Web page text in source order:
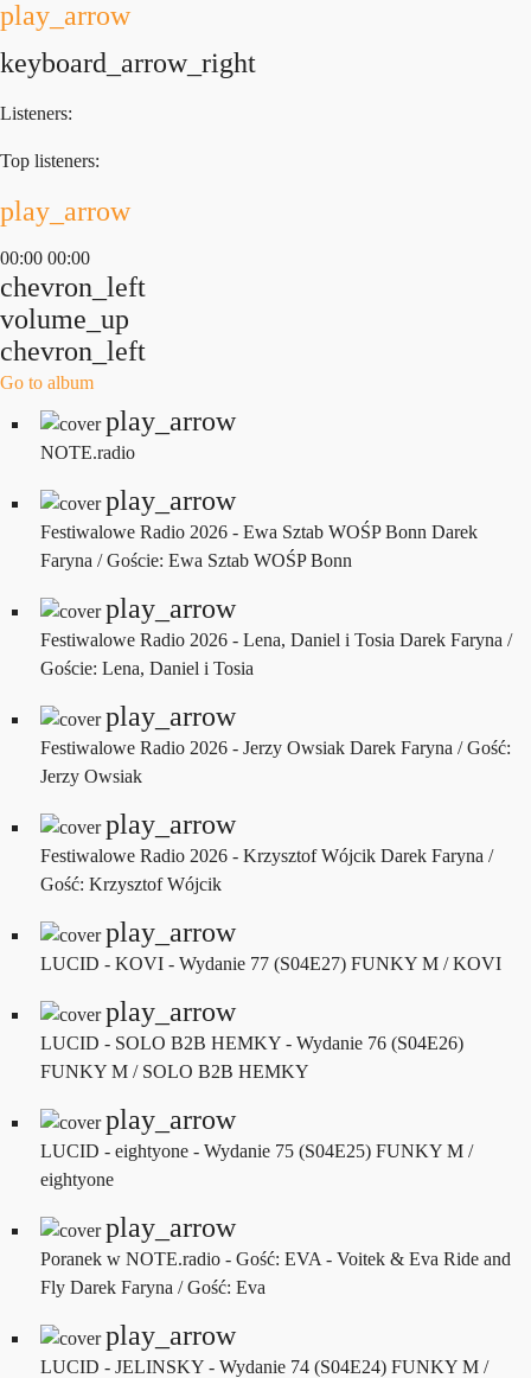
play_arrow
keyboard_arrow_right
Listeners:
Top listeners:
play_arrow
00:00 00:00
chevron_left
volume_up
chevron_left
Go to album
play_arrow
NOTE.radio
play_arrow
Festiwalowe Radio 2026 - Ewa Sztab WOŚP Bonn Darek
Faryna / Goście: Ewa Sztab WOŚP Bonn
play_arrow
Festiwalowe Radio 2026 - Lena, Daniel i Tosia Darek Faryna /
Goście: Lena, Daniel i Tosia
play_arrow
Festiwalowe Radio 2026 - Jerzy Owsiak Darek Faryna / Gość:
Jerzy Owsiak
play_arrow
Festiwalowe Radio 2026 - Krzysztof Wójcik Darek Faryna /
Gość: Krzysztof Wójcik
play_arrow
LUCID - KOVI - Wydanie 77 (S04E27) FUNKY M / KOVI
play_arrow
LUCID - SOLO B2B HEMKY - Wydanie 76 (S04E26)
FUNKY M / SOLO B2B HEMKY
play_arrow
LUCID - eightyone - Wydanie 75 (S04E25) FUNKY M /
eightyone
play_arrow
Poranek w NOTE.radio - Gość: EVA - Voitek & Eva Ride and
Fly Darek Faryna / Gość: Eva
play_arrow
LUCID - JELINSKY - Wydanie 74 (S04E24) FUNKY M /